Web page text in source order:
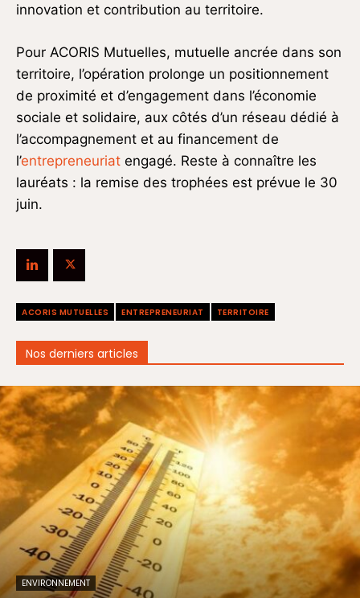
innovation et contribution au territoire.
Pour ACORIS Mutuelles, mutuelle ancrée dans son
territoire, l’opération prolonge un positionnement
de proximité et d’engagement dans l’économie
sociale et solidaire, aux côtés d’un réseau dédié à
l’accompagnement et au financement de
l’entrepreneuriat engagé. Reste à connaître les
lauréats : la remise des trophées est prévue le 30
juin.
ACORIS MUTUELLES ENTREPRENEURIAT TERRITOIRE
Nos derniers articles
ENVIRONNEMENT